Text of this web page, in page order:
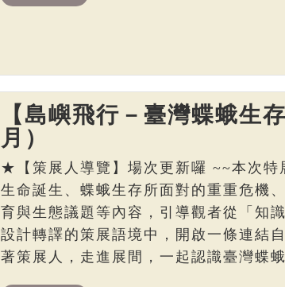
【島嶼飛行－臺灣蝶蛾生
月）
★【策展人導覽】場次更新囉 ~~本次特
生命誕生、蝶蛾生存所面對的重重危機
育與生態議題等內容，引導觀者從「知
設計轉譯的策展語境中，開啟一條連結
著策展人，走進展間，一起認識臺灣蝶